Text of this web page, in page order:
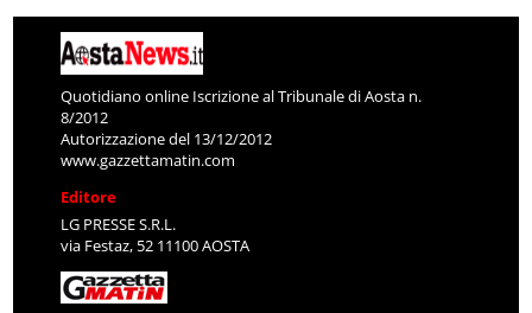
Quotidiano online Iscrizione al Tribunale di Aosta n.
8/2012
Autorizzazione del 13/12/2012
www.gazzettamatin.com
Editore
LG PRESSE S.R.L.
via Festaz, 52 11100 AOSTA